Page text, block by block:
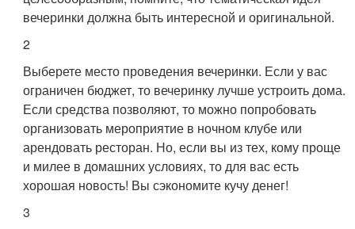
вечеринки должна быть интересной и оригинальной.
2
Выберете место проведения вечеринки. Если у вас
ограничен бюджет, то вечеринку лучше устроить дома.
Если средства позволяют, то можно попробовать
организовать мероприятие в ночном клубе или
арендовать ресторан. Но, если вы из тех, кому проще
и милее в домашних условиях, то для вас есть
хорошая новость! Вы сэкономите кучу денег!
3